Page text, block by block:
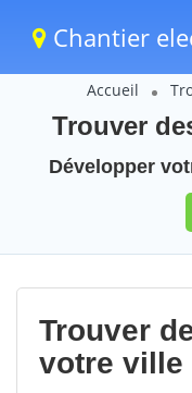
Chantier
Accueil
Trouver
Développer
Trouver
votre ville